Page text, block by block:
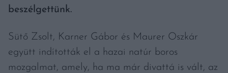
beszélgettünk.
Sütő Zsolt, Karner Gábor és Maurer Oszkár
együtt indították el a hazai natúr boros
mozgalmat, amely, ha ma már divattá is vált, az